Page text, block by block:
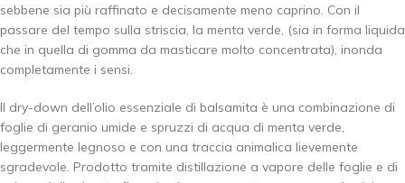
sebbene sia più raffinato e decisamente meno caprino. Con il
passare del tempo sulla striscia, la menta verde, (sia in forma liquida
che in quella di gomma da masticare molto concentrata), inonda
completamente i sensi.
Il dry-down dell’olio essenziale di balsamita è una combinazione di
foglie di geranio umide e spruzzi di acqua di menta verde,
leggermente legnoso e con una traccia animalica lievemente
sgradevole. Prodotto tramite distillazione a vapore delle foglie e di